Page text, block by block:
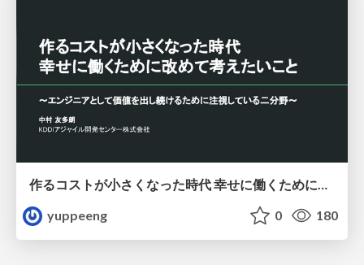
作るコストが小さくなった時代 幸せに働くために改めて考えたいこと 〜エンジニアとして価値を出し続けるために注視している二分野〜
yuppeeng
0 180